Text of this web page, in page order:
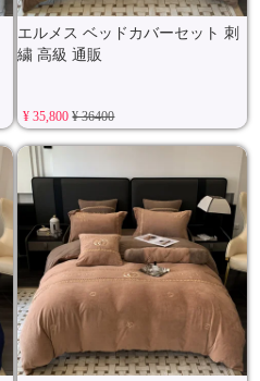
エルメス ベッドカバーセット 刺
繍 高級 通販
¥ 35,800¥ 36400